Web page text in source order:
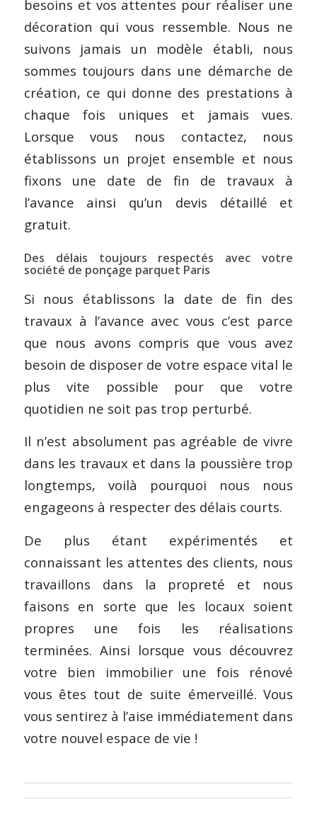
besoins et vos attentes pour réaliser une
décoration qui vous ressemble. Nous ne
suivons jamais un modèle établi, nous
sommes toujours dans une démarche de
création, ce qui donne des prestations à
chaque fois uniques et jamais vues.
Lorsque vous nous contactez, nous
établissons un projet ensemble et nous
fixons une date de fin de travaux à
l’avance ainsi qu’un devis détaillé et
gratuit.
Des délais toujours respectés avec votre
société de ponçage parquet Paris
Si nous établissons la date de fin des
travaux à l’avance avec vous c’est parce
que nous avons compris que vous avez
besoin de disposer de votre espace vital le
plus vite possible pour que votre
quotidien ne soit pas trop perturbé.
Il n’est absolument pas agréable de vivre
dans les travaux et dans la poussière trop
longtemps, voilà pourquoi nous nous
engageons à respecter des délais courts.
De plus étant expérimentés et
connaissant les attentes des clients, nous
travaillons dans la propreté et nous
faisons en sorte que les locaux soient
propres une fois les réalisations
terminées. Ainsi lorsque vous découvrez
votre bien immobilier une fois rénové
vous êtes tout de suite émerveillé. Vous
vous sentirez à l’aise immédiatement dans
votre nouvel espace de vie !